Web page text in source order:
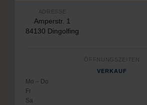
ADRESSE
Amperstr. 1
84130 Dingolfing
ÖFFNUNGSZEITEN
VERKAUF
Mo – Do
Fr
Sa